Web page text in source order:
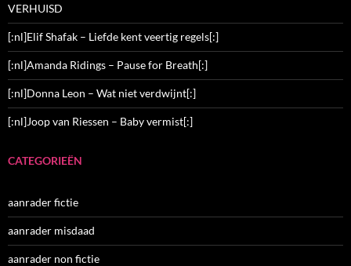
VERHUISD
[:nl]Elif Shafak – Liefde kent veertig regels[:]
[:nl]Amanda Ridings – Pause for Breath[:]
[:nl]Donna Leon – Wat niet verdwijnt[:]
[:nl]Joop van Riessen – Baby vermist[:]
CATEGORIEËN
aanrader fictie
aanrader misdaad
aanrader non fictie